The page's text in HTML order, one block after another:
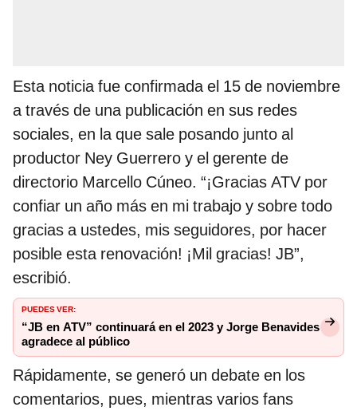
Esta noticia fue confirmada el 15 de noviembre
a través de una publicación en sus redes
sociales, en la que sale posando junto al
productor Ney Guerrero y el gerente de
directorio Marcello Cúneo. “¡Gracias ATV por
confiar un año más en mi trabajo y sobre todo
gracias a ustedes, mis seguidores, por hacer
posible esta renovación! ¡Mil gracias! JB”,
escribió.
PUEDES VER:
“JB en ATV” continuará en el 2023 y Jorge Benavides
agradece al público
Rápidamente, se generó un debate en los
comentarios, pues, mientras varios fans